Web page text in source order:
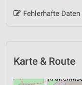
Fehlerhafte
Karte & Route